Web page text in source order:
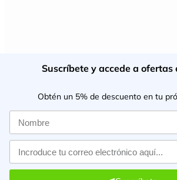
Suscríbete y accede a ofertas
Obtén un 5% de descuento en tu